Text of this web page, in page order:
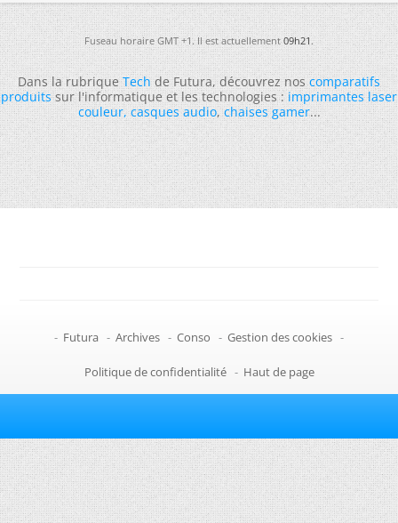
Fuseau horaire GMT +1. Il est actuellement09h21.
Dans la rubriqueTechde Futura, découvrez noscomparatifs
produitssur l'informatique et les technologies :imprimantes laser
couleur,casques audio,chaises gamer...
- Futura - Archives - Conso - Gestion des cookies -
Politique de confidentialité - Haut de page